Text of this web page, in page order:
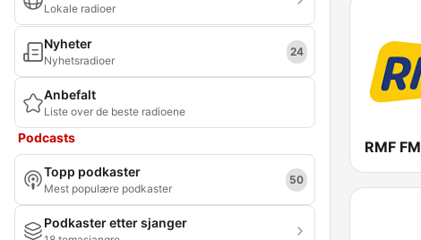
Lokale radioer
Nyheter
Nyhetsradioer
24
Anbefalt
Liste over de beste radioene
Podcasts
Topp podkaster
Mest populære podkaster
50
Podkaster etter sjanger
RMF FM